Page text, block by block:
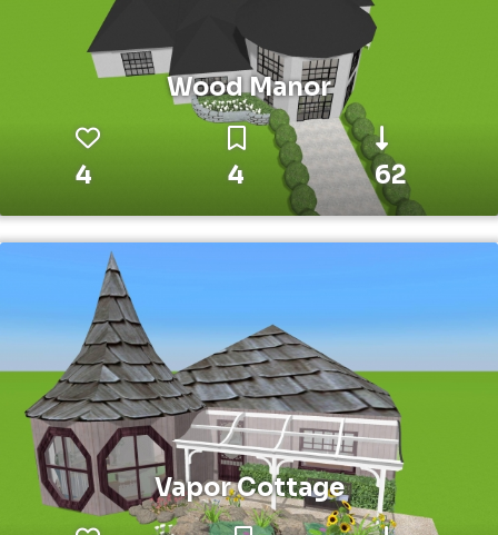
Wood Manor
4 4 62
Vapor Cottage